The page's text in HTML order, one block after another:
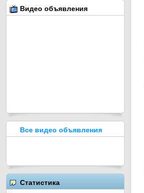
Видео объявления
Все видео объявления
Статистика